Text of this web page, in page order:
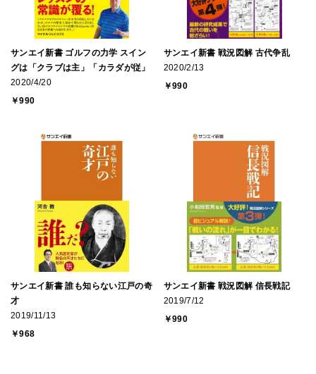
サンエイ新書 ゴルフの力学 スイン
グは「クラブは主」「カラダが従」
2020/4/20
￥990
サンエイ新書 戦況図解 古代争乱
2020/2/13
￥990
サンエイ新書 誰も知らない江戸の奇
才
2019/11/13
￥968
サンエイ新書 戦況図解 信長戦記
2019/7/12
￥990